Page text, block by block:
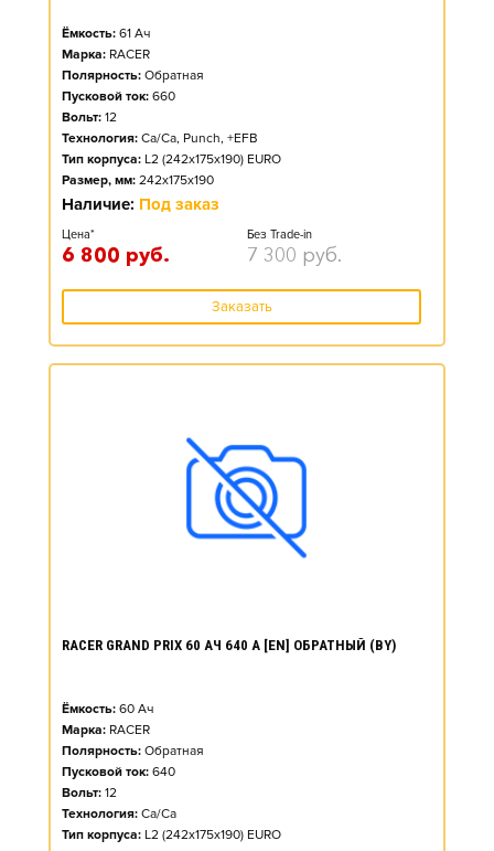
Ёмкость: 61 Ач
Марка: RACER
Полярность: Обратная
Пусковой ток: 660
Вольт: 12
Технология: Ca/Ca, Punch, +EFB
Тип корпуса: L2 (242x175x190) EURO
Размер, мм: 242x175x190
Наличие: Под заказ
Цена*
6 800 руб.
Без Trade-in
7 300 руб.
Заказать
RACER GRAND PRIX 60 АЧ 640 А [EN] ОБРАТНЫЙ (BY)
Ёмкость: 60 Ач
Марка: RACER
Полярность: Обратная
Пусковой ток: 640
Вольт: 12
Технология: Ca/Ca
Тип корпуса: L2 (242x175x190) EURO